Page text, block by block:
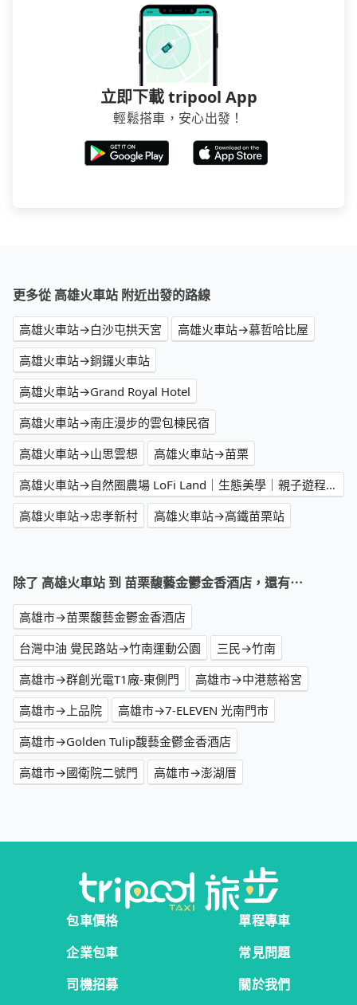
立即下載 tripool App
輕鬆搭車，安心出發！
更多從 高雄火車站 附近出發的路線
高雄火車站→白沙屯拱天宮
高雄火車站→慕哲哈比屋
高雄火車站→銅鑼火車站
高雄火車站→Grand Royal Hotel
高雄火車站→南庄漫步的雲包棟民宿
高雄火車站→山思雲想
高雄火車站→苗栗
高雄火車站→自然圈農場 LoFi Land｜生態美學｜親子遊程｜景觀咖啡｜戶外婚禮｜團體包場
高雄火車站→忠孝新村
高雄火車站→高鐵苗栗站
除了 高雄火車站 到 苗栗馥藝金鬱金香酒店，還有⋯
高雄市→苗栗馥藝金鬱金香酒店
台灣中油 覺民路站→竹南運動公園
三民→竹南
高雄市→群創光電T1廠-東側門
高雄市→中港慈裕宮
高雄市→上品院
高雄市→7-ELEVEN 光南門市
高雄市→Golden Tulip馥藝金鬱金香酒店
高雄市→國衛院二號門
高雄市→澎湖厝
包車價格
單程專車
企業包車
常見問題
司機招募
關於我們